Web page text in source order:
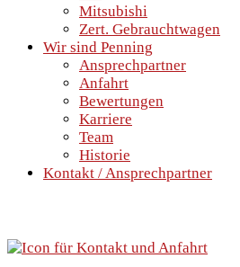
Mitsubishi
Zert. Gebrauchtwagen
Wir sind Penning
Ansprechpartner
Anfahrt
Bewertungen
Karriere
Team
Historie
Kontakt / Ansprechpartner